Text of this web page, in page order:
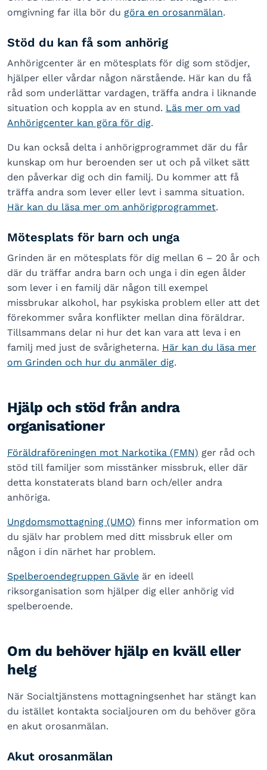
omgivning far illa bör du göra en orosanmälan.
Stöd du kan få som anhörig
Anhörigcenter är en mötesplats för dig som stödjer,
hjälper eller vårdar någon närstående. Här kan du få
råd som underlättar vardagen, träffa andra i liknande
situation och koppla av en stund. Läs mer om vad
Anhörigcenter kan göra för dig.
Du kan också delta i anhörigprogrammet där du får
kunskap om hur beroenden ser ut och på vilket sätt
den påverkar dig och din familj. Du kommer att få
träffa andra som lever eller levt i samma situation.
Här kan du läsa mer om anhörigprogrammet.
Mötesplats för barn och unga
Grinden är en mötesplats för dig mellan 6 – 20 år och
där du träffar andra barn och unga i din egen ålder
som lever i en familj där någon till exempel
missbrukar alkohol, har psykiska problem eller att det
förekommer svåra konflikter mellan dina föräldrar.
Tillsammans delar ni hur det kan vara att leva i en
familj med just de svårigheterna. Här kan du läsa mer
om Grinden och hur du anmäler dig.
Hjälp och stöd från andra
organisationer
Föräldraföreningen mot Narkotika (FMN) ger råd och
stöd till familjer som misstänker missbruk, eller där
detta konstaterats bland barn och/eller andra
anhöriga.
Ungdomsmottagning (UMO) finns mer information om
du själv har problem med ditt missbruk eller om
någon i din närhet har problem.
Spelberoendegruppen Gävle är en ideell
riksorganisation som hjälper dig eller anhörig vid
spelberoende.
Om du behöver hjälp en kväll eller
helg
När Socialtjänstens mottagningsenhet har stängt kan
du istället kontakta socialjouren om du behöver göra
en akut orosanmälan.
Akut orosanmälan